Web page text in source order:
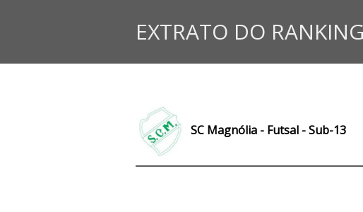
EXTRATO DO RANKING
SC Magnólia - Futsal - Sub-13